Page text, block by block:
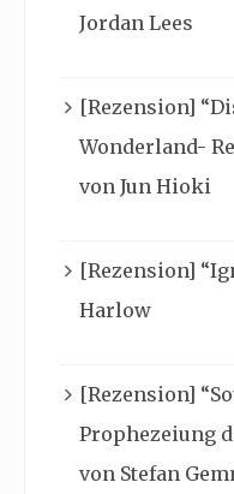
Jordan Lees
[Rezension]
Wonderland-
von Jun Hioki
[Rezension]
Harlow
[Rezension]
Prophezeiung
von Stefan